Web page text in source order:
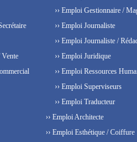
›› Emploi Gestionnaire /
›› Emploi Journaliste
›› Emploi Journaliste /
›› Emploi Juridique
›› Emploi Ressources
›› Emploi Superviseurs
›› Emploi Traducteur
›› Emploi Architecte
›› Emploi Esthétique / Coiffure